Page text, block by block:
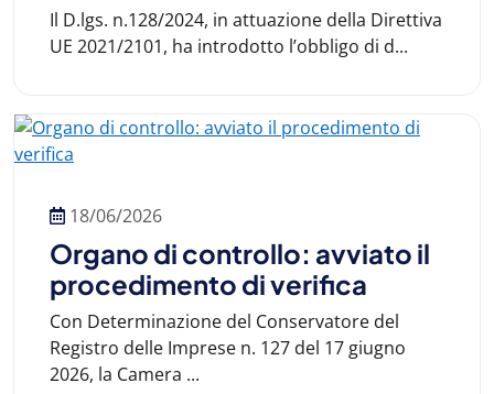
Il D.lgs. n.128/2024, in attuazione della Direttiva
UE 2021/2101, ha introdotto l’obbligo di d...
18/06/2026
Organo di controllo: avviato il
procedimento di verifica
Con Determinazione del Conservatore del
Registro delle Imprese n. 127 del 17 giugno
2026, la Camera ...